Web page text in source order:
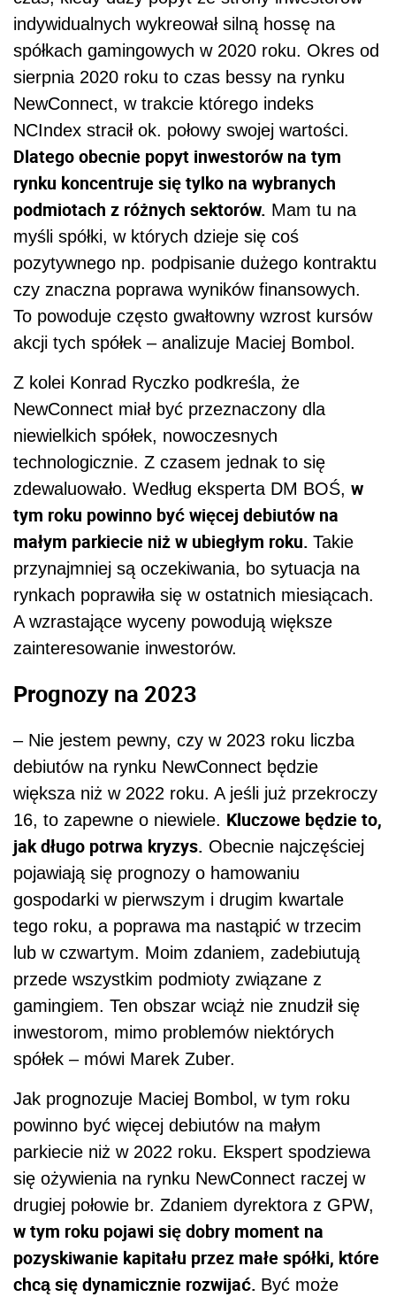
indywidualnych wykreował silną hossę na
spółkach gamingowych w 2020 roku. Okres od
sierpnia 2020 roku to czas bessy na rynku
NewConnect, w trakcie którego indeks
NCIndex stracił ok. połowy swojej wartości.
Dlatego obecnie popyt inwestorów na tym
rynku koncentruje się tylko na wybranych
podmiotach z różnych sektorów. Mam tu na
myśli spółki, w których dzieje się coś
pozytywnego np. podpisanie dużego kontraktu
czy znaczna poprawa wyników finansowych.
To powoduje często gwałtowny wzrost kursów
akcji tych spółek – analizuje Maciej Bombol.
Z kolei Konrad Ryczko podkreśla, że
NewConnect miał być przeznaczony dla
niewielkich spółek, nowoczesnych
technologicznie. Z czasem jednak to się
zdewaluowało. Według eksperta DM BOŚ, w
tym roku powinno być więcej debiutów na
małym parkiecie niż w ubiegłym roku. Takie
przynajmniej są oczekiwania, bo sytuacja na
rynkach poprawiła się w ostatnich miesiącach.
A wzrastające wyceny powodują większe
zainteresowanie inwestorów.
Prognozy na 2023
– Nie jestem pewny, czy w 2023 roku liczba
debiutów na rynku NewConnect będzie
większa niż w 2022 roku. A jeśli już przekroczy
16, to zapewne o niewiele. Kluczowe będzie to,
jak długo potrwa kryzys. Obecnie najczęściej
pojawiają się prognozy o hamowaniu
gospodarki w pierwszym i drugim kwartale
tego roku, a poprawa ma nastąpić w trzecim
lub w czwartym. Moim zdaniem, zadebiutują
przede wszystkim podmioty związane z
gamingiem. Ten obszar wciąż nie znudził się
inwestorom, mimo problemów niektórych
spółek – mówi Marek Zuber.
Jak prognozuje Maciej Bombol, w tym roku
powinno być więcej debiutów na małym
parkiecie niż w 2022 roku. Ekspert spodziewa
się ożywienia na rynku NewConnect raczej w
drugiej połowie br. Zdaniem dyrektora z GPW,
w tym roku pojawi się dobry moment na
pozyskiwanie kapitału przez małe spółki, które
chcą się dynamicznie rozwijać. Być może